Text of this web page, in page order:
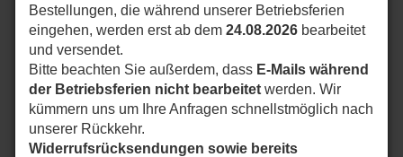
Bestellungen, die während unserer Betriebsferien
eingehen, werden erst ab dem 24.08.2026 bearbeitet
und versendet.
Bitte beachten Sie außerdem, dass E-Mails während
der Betriebsferien nicht bearbeitet werden. Wir
kümmern uns um Ihre Anfragen schnellstmöglich nach
unserer Rückkehr.
Widerrufsrücksendungen sowie bereits